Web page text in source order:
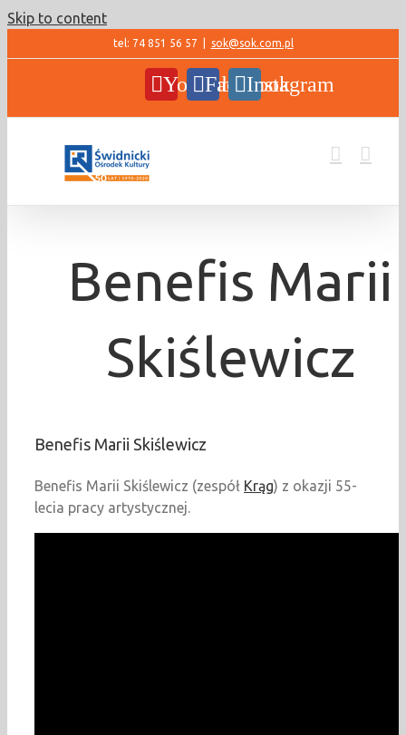
Skip to content
tel: 74 851 56 57 sok@sok.com.pl
YouTubeFacebookInstagram
Benefis Marii
Skiślewicz
Benefis Marii Skiślewicz
Benefis Marii Skiślewicz (zespół Krąg) z okazji 55-
lecia pracy artystycznej.